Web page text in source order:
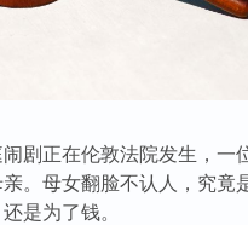
剧正在伦敦法院发生，一
。母女翻脸不认人，究竟
是为了钱。